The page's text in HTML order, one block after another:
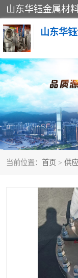
山东华
当前位置： 首页 > 供
不锈钢管
管件标准件
不锈钢人孔
不锈钢角钢
不锈钢板
不锈钢封头
不锈钢阀门